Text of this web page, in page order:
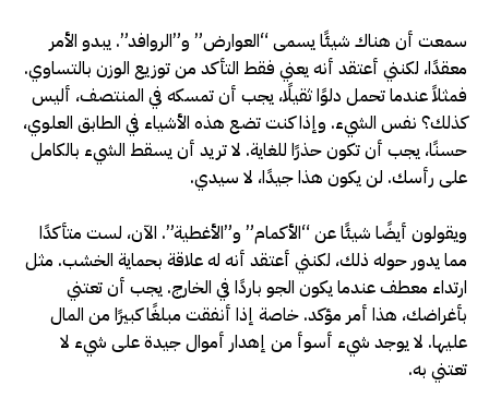
سمعت أن هناك شيئًا يسمى “العوارض” و”الروافد”. يبدو الأمر
معقدًا، لكنني أعتقد أنه يعني فقط التأكد من توزيع الوزن بالتساوي.
فمثلاً عندما تحمل دلوًا ثقيلًا، يجب أن تمسكه في المنتصف، أليس
كذلك؟ نفس الشيء. وإذا كنت تضع هذه الأشياء في الطابق العلوي،
حسنًا، يجب أن تكون حذرًا للغاية. لا تريد أن يسقط الشيء بالكامل
على رأسك. لن يكون هذا جيدًا، لا سيدي.
ويقولون أيضًا شيئًا عن “الأكمام” و”الأغطية”. الآن، لست متأكدًا
مما يدور حوله ذلك، لكنني أعتقد أنه له علاقة بحماية الخشب. مثل
ارتداء معطف عندما يكون الجو باردًا في الخارج. يجب أن تعتني
بأغراضك، هذا أمر مؤكد. خاصة إذا أنفقت مبلغًا كبيرًا من المال
عليها. لا يوجد شيء أسوأ من إهدار أموال جيدة على شيء لا
تعتني به.